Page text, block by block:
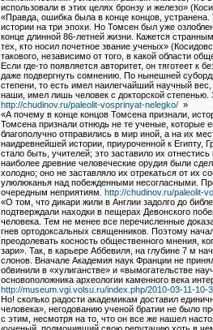
использовали в этих целях бронзу и железо»
«Правда, ошибка была в конце концов,
истории на три эпохи. Но Томсен был уже
конце длинной 86-летней жизни. Кажется
тех, кто носил почетное звание ученых»
такового, независимо от того, в какой области
Если где-то появляется авторитет, он тяготеет к
даже подвергнуть сомнению. По нынешней
степени, то есть имел наилегчайший научный
наши, имел лишь человек с докторской
http://chudinov.ru/paleolit-vosprinyat-nelegko/»
«А почему в конце концов Томсена признали,
Томсена признали отнюдь не те ученые, которые
благополучно отправились в мир иной, а на их
наидревнейшей истории, приуроченной к Египту,
стало быть, учителей; это заставило их
наиболее древние человеческие орудия были
холодно; оно не заставляло их отрекаться от их
улюлюканья над побежденными несогласными.
очередным неприятиям.
http://chudinov.ru/paleolit-
«О том, что дикари жили в Англии задолго до
подтверждали находки в пещерах Девонского
человека. Тем не менее все перечисленные
гнев ортодоксальных священников. Поэтому
преодолевать косность общественного мнения,
зари». Так, в карьере Аббевиля, на глубине 7 м
слонов. Вначале Академия наук Франции не
обвинили в «хулиганстве» и «вымогательстве
основоположника археологии каменного века
http://museum.vgi.volsu.ru/index.php/2010-03-11-10-
Но! сколько радости академикам доставил
человека», негодованию ученой братии не было
с этим, несмотря на то, что он все же нашел